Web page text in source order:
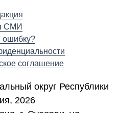
СМИ
соглашение
округ Республики
2026